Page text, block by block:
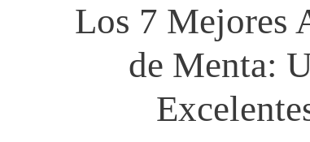
Los 7 Mejores
de Menta: